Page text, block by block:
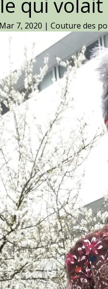
Mar 7, 2020 |Couture des